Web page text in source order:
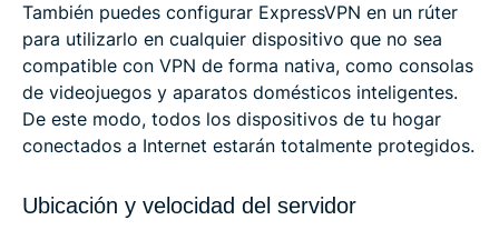
También puedes configurar ExpressVPN en un rúter
para utilizarlo en cualquier dispositivo que no sea
compatible con VPN de forma nativa, como consolas
de videojuegos y aparatos domésticos inteligentes.
De este modo, todos los dispositivos de tu hogar
conectados a Internet estarán totalmente protegidos.
Ubicación y velocidad del servidor